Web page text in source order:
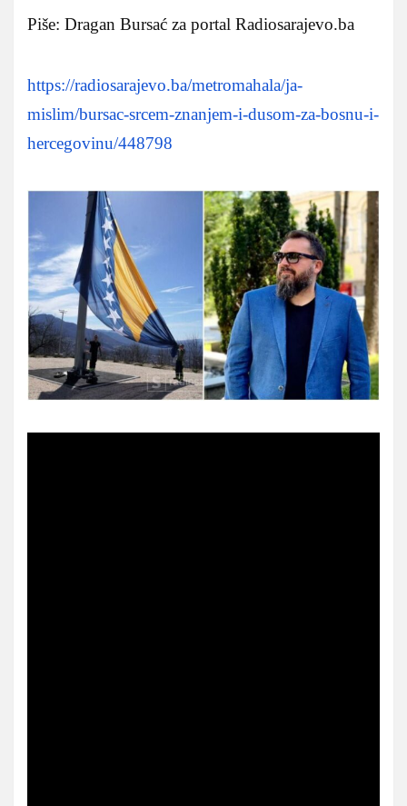
Piše: Dragan Bursać za portal Radiosarajevo.ba
https://radiosarajevo.ba/metromahala/ja-
mislim/bursac-srcem-znanjem-i-dusom-za-bosnu-i-
hercegovinu/448798